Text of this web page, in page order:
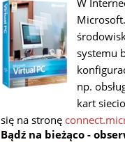
W
systemu
np.
kart
się na stronę
Bądź na bieżąco -